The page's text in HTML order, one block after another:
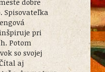
dobre
Spisovateľka
pri
Potom
so svojej
aj